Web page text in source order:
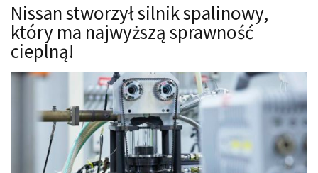
Technika jazdy
Oświetlenie
Kalkulatory
Przelicznik mocy
Auto z niemiec
Nissan stworzył silnik spalinowy,
który ma najwyższą sprawność
cieplną!